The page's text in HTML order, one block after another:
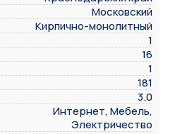
Московский
Кирпично-монолитный
1
16
1
181
3.0
Интернет, Мебель,
Электричество